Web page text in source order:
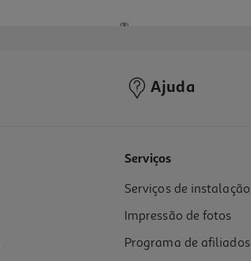
Ajuda
Serviços
Serviços de instalação
Impressão de fotos
Programa de afiliados